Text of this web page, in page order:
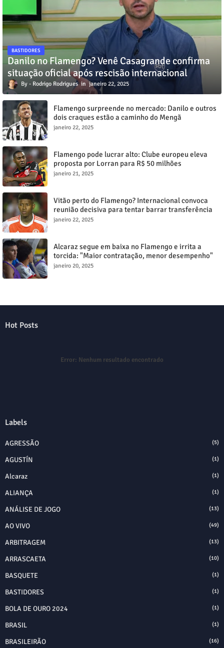
BASTIDORES
Danilo no Flamengo? Venê Casagrande confirma
situação oficial após rescisão internacional
Rodrigo Rodrigues janeiro 22, 2025
Flamengo surpreende no mercado: Danilo e outros
dois craques estão a caminho do Mengã
janeiro 22, 2025
Flamengo pode lucrar alto: Clube europeu eleva
proposta por Lorran para R$ 50 milhões
janeiro 21, 2025
Vitão perto do Flamengo? Internacional convoca
reunião decisiva para tentar barrar transferência
milionária
janeiro 22, 2025
Alcaraz segue em baixa no Flamengo e irrita a
torcida: "Maior contratação, menor desempenho"
janeiro 20, 2025
Hot Posts
Error: Nenhum resultado encontrado
Labels
AGRESSÃO (5)
AGUSTÍN (1)
Alcaraz (1)
ALIANÇA (1)
ANÁLISE DE JOGO (13)
AO VIVO (49)
ARBITRAGEM (13)
ARRASCAETA (10)
BASQUETE (1)
BASTIDORES (1)
BOLA DE OURO 2024 (1)
BRASIL (1)
BRASILEIRÃO (16)